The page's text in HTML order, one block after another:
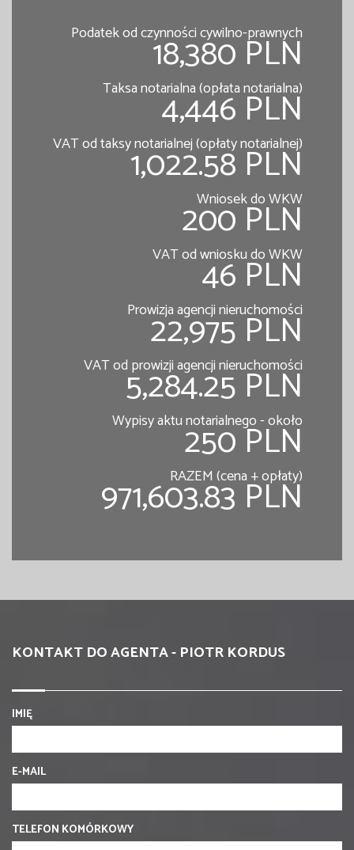
Podatek od czynności cywilno-prawnych
18,380 PLN
Taksa notarialna (opłata notarialna)
4,446 PLN
VAT od taksy notarialnej (opłaty notarialnej)
1,022.58 PLN
Wniosek do WKW
200 PLN
VAT od wniosku do WKW
46 PLN
Prowizja agencji nieruchomości
22,975 PLN
VAT od prowizji agencji nieruchomości
5,284.25 PLN
Wypisy aktu notarialnego - około
250 PLN
RAZEM (cena + opłaty)
971,603.83 PLN
KONTAKT DO AGENTA - PIOTR KORDUS
IMIĘ
E-MAIL
TELEFON KOMÓRKOWY